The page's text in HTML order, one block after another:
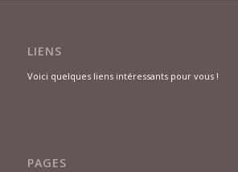
LIENS
Voici quelques liens intéressants pour vous !
PAGES